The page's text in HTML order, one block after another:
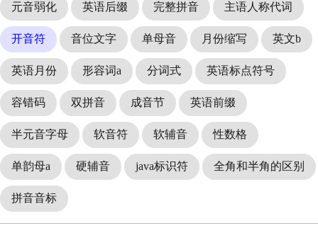
元音弱化 英语后缀 完整拼音 主语人称代词
开音符 音位文字 单母音 月份缩写 英文b
英语月份 形容词a 分词式 英语标点符号
容错码 双拼音 成音节 英语前缀
半元音字母 软音符 软辅音 性数格
单韵母a 硬辅音 java标识符 全角和半角的区别
拼音音标